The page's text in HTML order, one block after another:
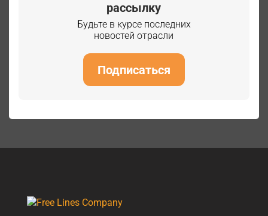
рассылку
Будьте в курсе последних
новостей отрасли
Подписаться